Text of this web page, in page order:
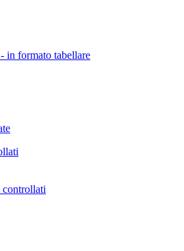
in formato tabellare